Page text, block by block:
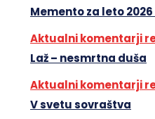
Memento za leto 2026
Aktualni komentarji
Laž – nesmrtna duša
Aktualni komentarji
V svetu sovraštva